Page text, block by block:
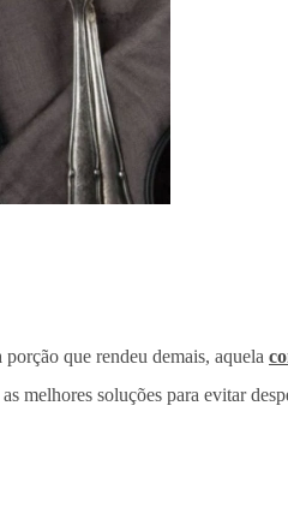
que rendeu demais, aquela
melhores soluções para evitar